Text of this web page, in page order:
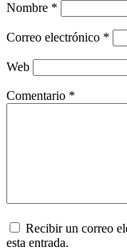
Nombre *
Correo electrónico *
Web
Comentario *
Recibir un correo
esta entrada.